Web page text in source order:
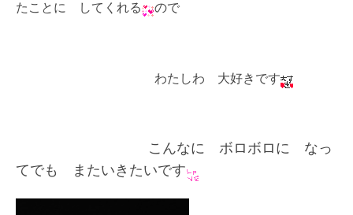
たことに してくれる
ので
わたしわ 大好きです
こんなに ボロボロに なっ
てでも またいきたいです